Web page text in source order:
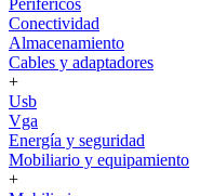
Periféricos
Conectividad
Almacenamiento
Cables y adaptadores
+
Usb
Vga
Energía y seguridad
Mobiliario y equipamiento
+